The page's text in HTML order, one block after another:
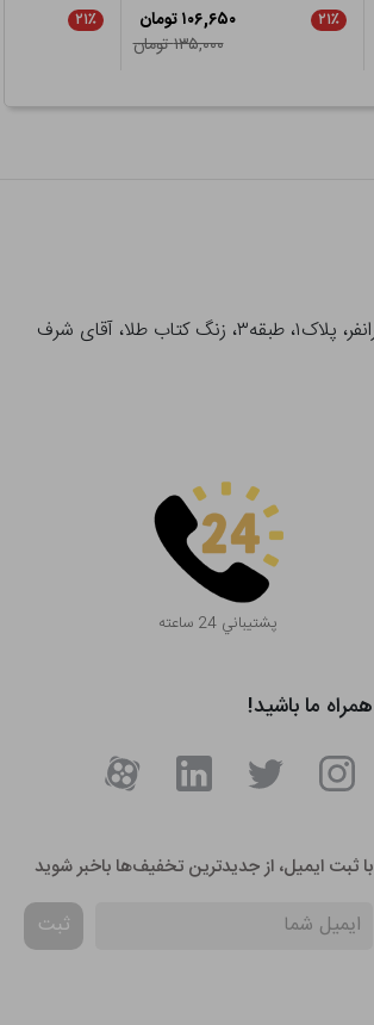
۲۱٪
۱۰۶,۶۵۰ تومان
۱۳۵,۰۰۰ تومان
۲۱٪
آدرس تحویل حضوری سفارشات: میدان انقلاب، خیابان انقلاب، خیابان ۱۲ فروردین، خیابان شهدای ژاندارمری غربی، بن بست گرانفر، پلاک۱، طبقه۳، زنگ کتاب طلا، آقای شرف
پشتيباني 24 ساعته
همراه ما باشید!
با ثبت ایمیل، از جدید‌ترین تخفیف‌ها با‌خبر شوید
ثبت